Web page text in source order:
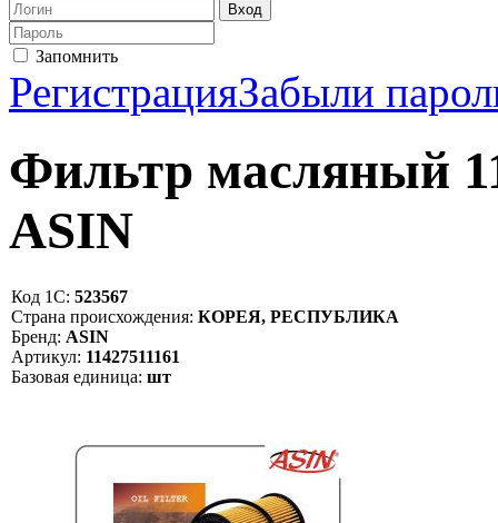
Запомнить
РегистрацияЗабыли
Фильтр масляный
ASIN
Код 1С: 523567
Страна происхождения: КОРЕЯ, РЕСПУБЛИКА
Бренд: ASIN
Артикул: 11427511161
Базовая единица: шт